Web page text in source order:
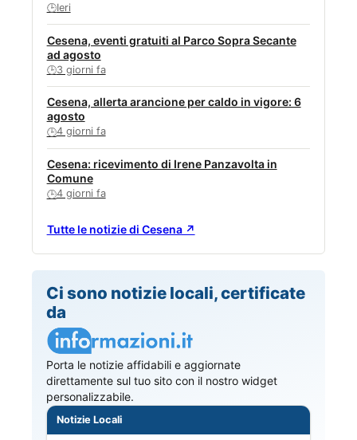
🕒Ieri
Cesena, eventi gratuiti al Parco Sopra Secante
ad agosto
🕒3 giorni fa
Cesena, allerta arancione per caldo in vigore: 6
agosto
🕒4 giorni fa
Cesena: ricevimento di Irene Panzavolta in
Comune
🕒4 giorni fa
Tutte le notizie di Cesena ↗
Ci sono notizie locali, certificate
da
Porta le notizie affidabili e aggiornate
direttamente sul tuo sito con il nostro widget
personalizzabile.
Notizie Locali